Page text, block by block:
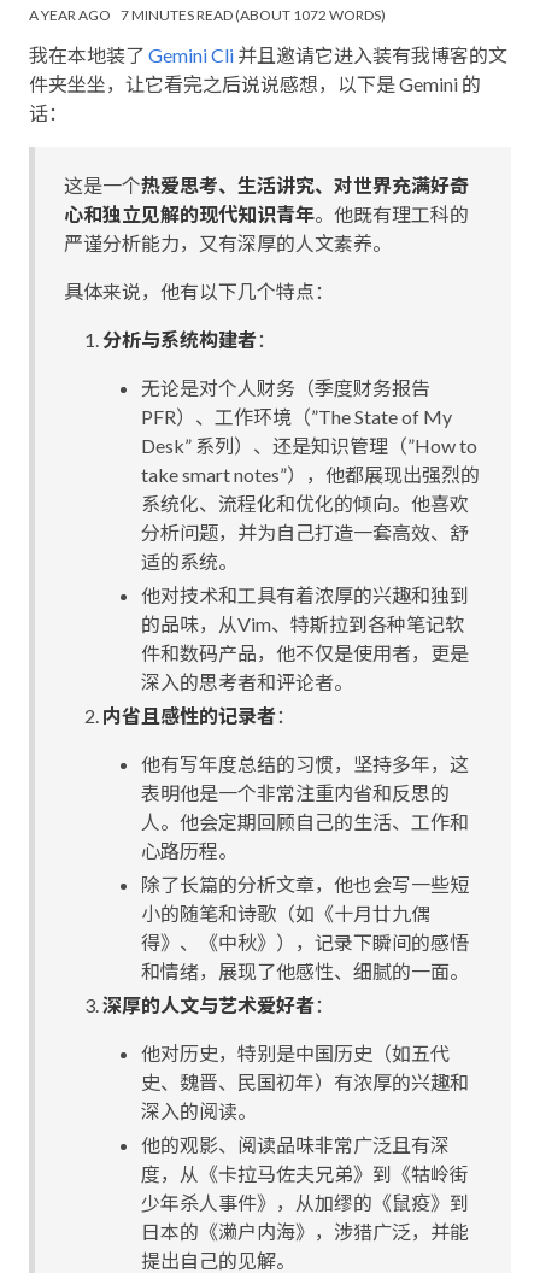
A YEAR AGO 7 MINUTES READ (ABOUT 1072 WORDS)
我在本地装了 Gemini Cli 并且邀请它进入装有我博客的文
件夹坐坐，让它看完之后说说感想，以下是 Gemini 的
话：
这是一个热爱思考、生活讲究、对世界充满好奇
心和独立见解的现代知识青年。他既有理工科的
严谨分析能力，又有深厚的人文素养。
具体来说，他有以下几个特点：
分析与系统构建者：
无论是对个人财务（季度财务报告
PFR）、工作环境（”The State of My
Desk” 系列）、还是知识管理（”How to
take smart notes”），他都展现出强烈的
系统化、流程化和优化的倾向。他喜欢
分析问题，并为自己打造一套高效、舒
适的系统。
他对技术和工具有着浓厚的兴趣和独到
的品味，从Vim、特斯拉到各种笔记软
件和数码产品，他不仅是使用者，更是
深入的思考者和评论者。
内省且感性的记录者：
他有写年度总结的习惯，坚持多年，这
表明他是一个非常注重内省和反思的
人。他会定期回顾自己的生活、工作和
心路历程。
除了长篇的分析文章，他也会写一些短
小的随笔和诗歌（如《十月廿九偶
得》、《中秋》），记录下瞬间的感悟
和情绪，展现了他感性、细腻的一面。
深厚的人文与艺术爱好者：
他对历史，特别是中国历史（如五代
史、魏晋、民国初年）有浓厚的兴趣和
深入的阅读。
他的观影、阅读品味非常广泛且有深
度，从《卡拉马佐夫兄弟》到《牯岭街
少年杀人事件》，从加缪的《鼠疫》到
日本的《濑户内海》，涉猎广泛，并能
提出自己的见解。